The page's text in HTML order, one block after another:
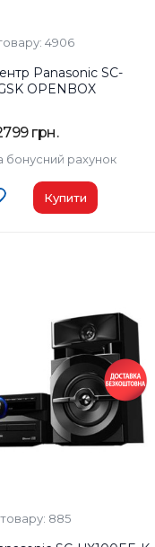
4906
Panasonic SC-
OPENBOX
грн.
бонусний рахунок
Купити
885